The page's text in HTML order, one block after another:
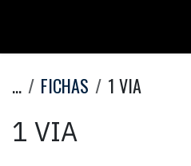
... FICHAS 1 VIA
1 VIA